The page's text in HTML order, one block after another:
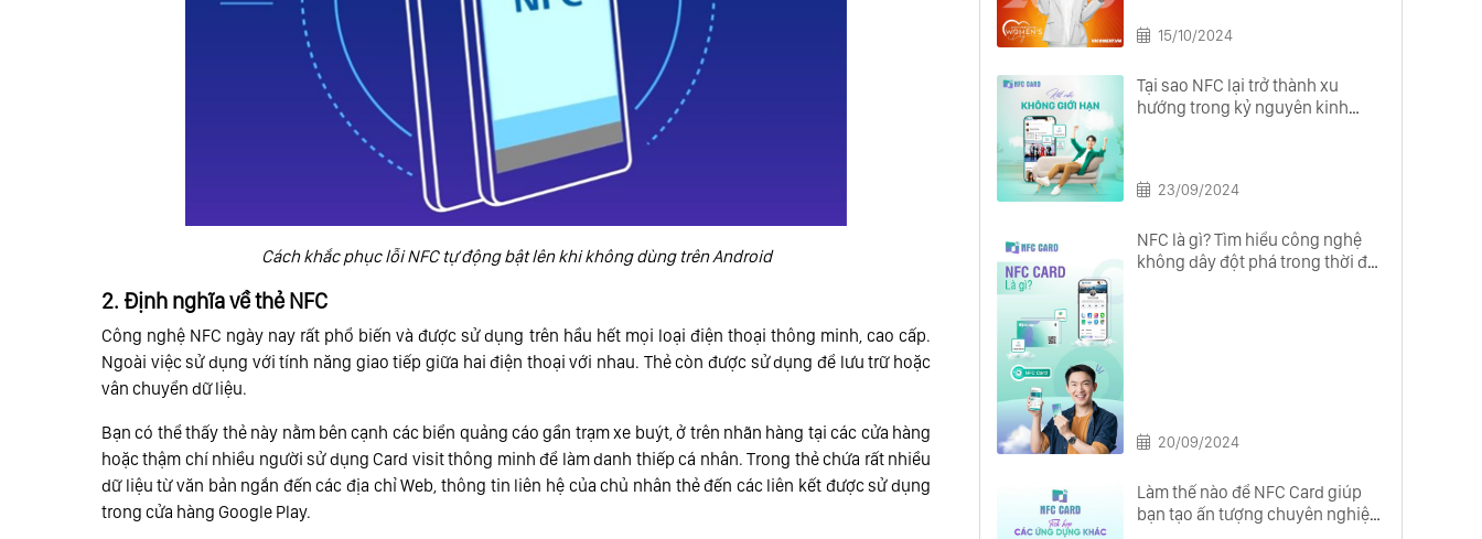
Cách khắc phục lỗi NFC tự động bật lên khi không dùng trên Android
2. Định nghĩa về thẻ NFC
Công nghệ NFC ngày nay rất phổ biến và được sử dụng trên hầu hết mọi loại điện thoại thông minh, cao cấp.
Ngoài việc sử dụng với tính năng giao tiếp giữa hai điện thoại với nhau. Thẻ còn được sử dụng để lưu trữ hoặc
vân chuyển dữ liệu.
Bạn có thể thấy thẻ này nằm bên cạnh các biển quảng cáo gần trạm xe buýt, ở trên nhãn hàng tại các cửa hàng
hoặc thậm chí nhiều người sử dụng Card visit thông minh để làm danh thiếp cá nhân. Trong thẻ chứa rất nhiều
dữ liệu từ văn bản ngắn đến các địa chỉ Web, thông tin liên hệ của chủ nhân thẻ đến các liên kết được sử dụng
trong cửa hàng Google Play.
15/10/2024
Tại sao NFC lại trở thành xu
hướng trong kỷ nguyên kinh
23/09/2024
NFC là gì? Tìm hiểu công nghệ
không dây đột phá trong thời đại
20/09/2024
Làm thế nào để NFC Card giúp
bạn tạo ấn tượng chuyên nghiệp